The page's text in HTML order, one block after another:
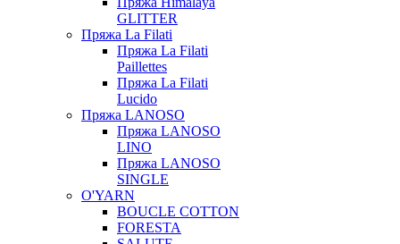
GLITTER
Пряжа La Filati
Пряжа La Filati
Paillettes
Пряжа La Filati
Lucido
Пряжа LANOSO
Пряжа LANOSO
LINO
Пряжа LANOSO
SINGLE
O'YARN
BOUCLE COTTON
FORESTA